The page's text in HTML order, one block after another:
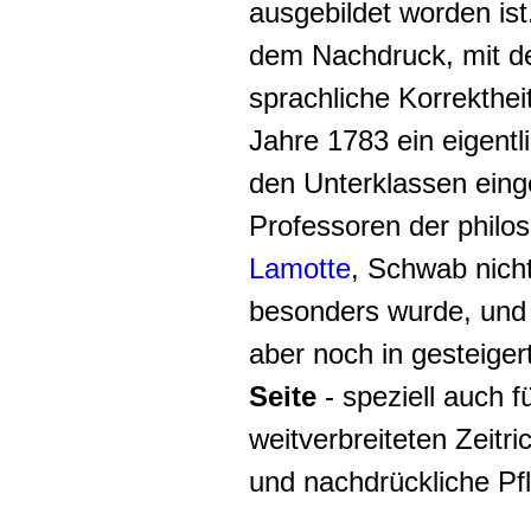
ausgebildet worden
dem Nachdruck, mit
sprachliche
Jahre 1783 ein
den Unterklassen
Professoren der
Lamotte, Schwab
besonders wurde,
aber noch in
Seite - speziell auch
weitverbreiteten
und nachdrückliche